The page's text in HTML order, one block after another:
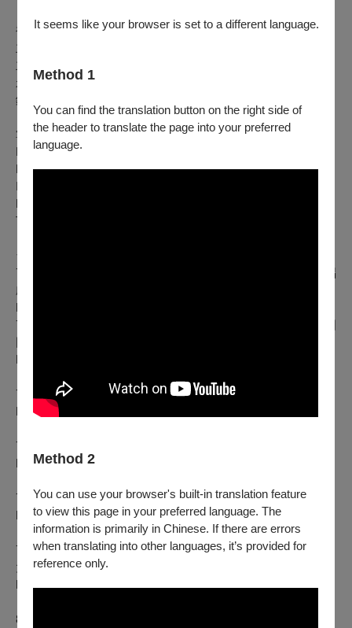
It seems like your browser is set to a different language.
Method 1
You can find the translation button on the right side of
the header to translate the page into your preferred
language.
Method 2
You can use your browser's built-in translation feature
to view this page in your preferred language. The
information is primarily in Chinese. If there are errors
when translating into other languages, it’s provided for
reference only.
補 助｜文化部
主辦單位｜財團法人台北愛樂文教基金會、台北愛樂合唱團
主要贊助｜台積電文教基金會、英業達集團公益慈善基金會、
永真教育基金會、王道銀行教育基金會、林孝信文化基金會、
鈊象電子股份有限公司
掌握台北國際合唱音樂節、台北國際合唱大賽第一手資訊➤
Facebook粉絲專頁｜
https://lihi3.cc/neyTK
Instagram官方帳號｜
https://lihi3.cc/KIJW1
TICF官方網站｜www.ticf.tw
台北場次：
7/26(日)19:30 英業達慈善音樂會—艾斯特維茲《中南美清唱
劇》
https://tpf.asia/en01PmEre
7/27(一)19:30 永真慈善音樂會—拉脫維亞Kamēr合唱團與德國
圖林根室內合唱團
https://tpf.asia/en01XQnAn
7/28(二)19:30 斯洛維尼亞 美格隆室內合唱團
https://tpf.asia/en01FI7Vz
7/29(三)19:30 匈牙利 Cantemus 兒童合唱團
https://tpf.asia/en01czYBf
7/30(四)19:30 西班牙 SUHAR男聲合唱團
https://tpf.asia/en01Ouaq2
7/31(五)19:30 王道銀行集團慈善音樂會–台北國際合唱大賽：
大獎賽
https://tpf.asia/en01IrAfe
8/01(六)19:30 貝多芬第九號交響曲《合唱》